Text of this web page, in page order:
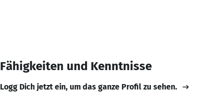
Fähigkeiten und Kenntnisse
Logg Dich jetzt ein, um das ganze Profil zu sehen.